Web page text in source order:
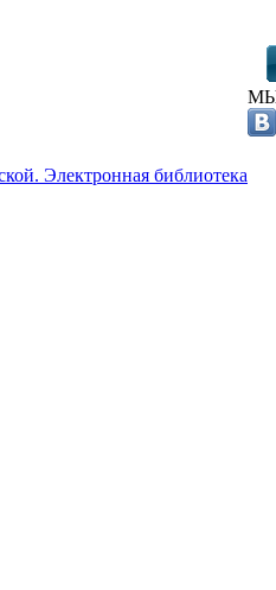
Электронная библиотека